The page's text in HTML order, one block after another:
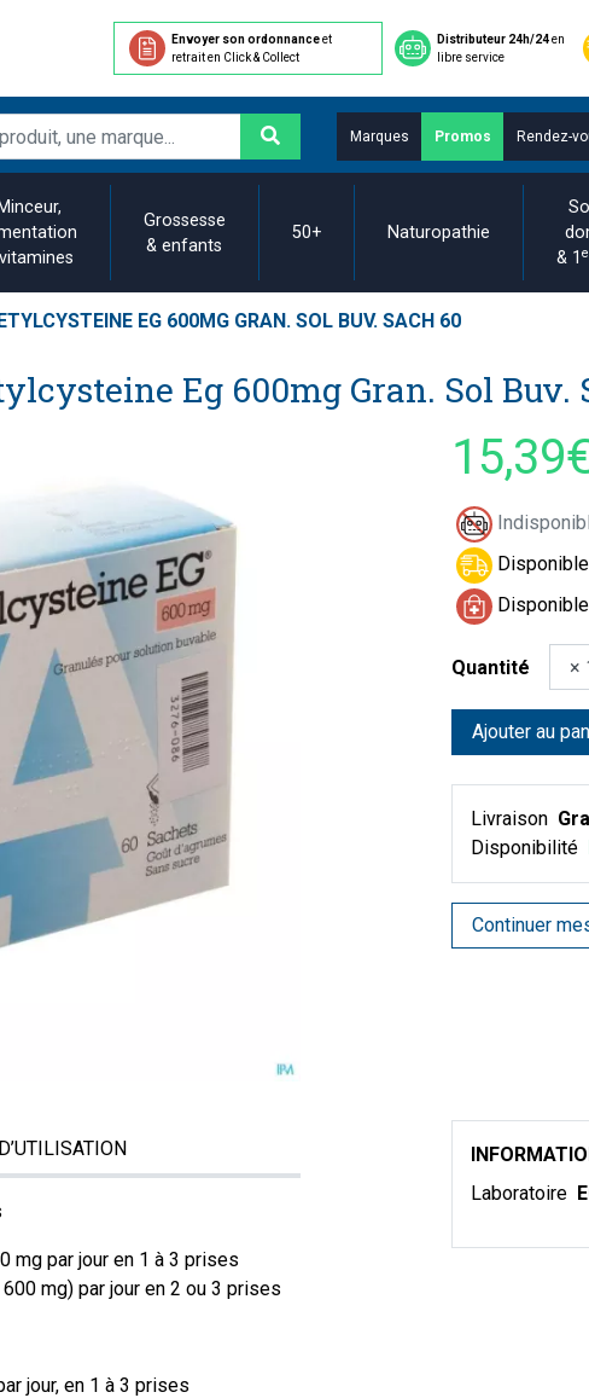
Envoyer son ordonnanceet
retrait en Click & Collect
Distributeur 24h/24en
libre service
Marques Promos Rendez-
Minceur,
Grossesse
& enfants
50+ Naturopathie
& 1
EG 600MG GRAN. SOL BUV. SACH 60
Eg 600mg Gran. Sol Buv.
Quantité
Ajouter au
Livraison
Disponibilité
Continuer
mg par jour en 1 à 3 prises
mg) par jour en 2 ou 3 prises
jour, en 1 à 3 prises
Laboratoire